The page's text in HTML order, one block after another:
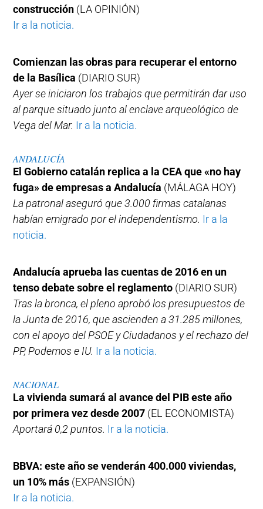
construcción (LA OPINIÓN)
Ir a la noticia.
Comienzan las obras para recuperar el entorno
de la Basílica (DIARIO SUR)
Ayer se iniciaron los trabajos que permitirán dar uso
al parque situado junto al enclave arqueológico de
Vega del Mar. Ir a la noticia.
ANDALUCÍA
El Gobierno catalán replica a la CEA que «no hay
fuga» de empresas a Andalucía (MÁLAGA HOY)
La patronal aseguró que 3.000 firmas catalanas
habían emigrado por el independentismo. Ir a la
noticia.
Andalucía aprueba las cuentas de 2016 en un
tenso debate sobre el reglamento (DIARIO SUR)
Tras la bronca, el pleno aprobó los presupuestos de
la Junta de 2016, que ascienden a 31.285 millones,
con el apoyo del PSOE y Ciudadanos y el rechazo del
PP, Podemos e IU. Ir a la noticia.
NACIONAL
La vivienda sumará al avance del PIB este año
por primera vez desde 2007 (EL ECONOMISTA)
Aportará 0,2 puntos. Ir a la noticia.
BBVA: este año se venderán 400.000 viviendas,
un 10% más (EXPANSIÓN)
Ir a la noticia.